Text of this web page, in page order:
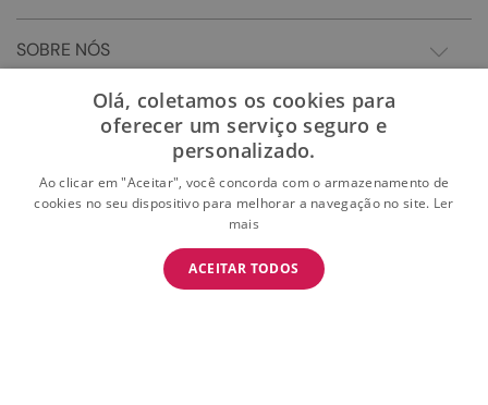
BAIXE O APP
E garanta 15% OFF na primeira compra
SOBRE NÓS
Olá, coletamos os cookies para
oferecer um serviço seguro e
personalizado.
Ao clicar em "Aceitar", você concorda com o armazenamento de
cookies no seu dispositivo para melhorar a navegação no site. Ler
mais
ACEITAR TODOS